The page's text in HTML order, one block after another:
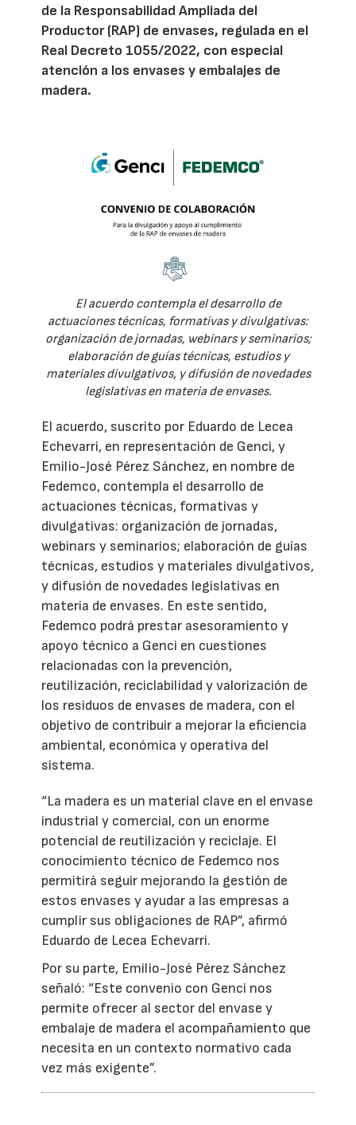
de la Responsabilidad Ampliada del
Productor (RAP) de envases, regulada en el
Real Decreto 1055/2022, con especial
atención a los envases y embalajes de
madera.
El acuerdo contempla el desarrollo de
actuaciones técnicas, formativas y divulgativas:
organización de jornadas, webinars y seminarios;
elaboración de guías técnicas, estudios y
materiales divulgativos, y difusión de novedades
legislativas en materia de envases.
El acuerdo, suscrito por Eduardo de Lecea
Echevarri, en representación de Genci, y
Emilio-José Pérez Sánchez, en nombre de
Fedemco, contempla el desarrollo de
actuaciones técnicas, formativas y
divulgativas: organización de jornadas,
webinars y seminarios; elaboración de guías
técnicas, estudios y materiales divulgativos,
y difusión de novedades legislativas en
materia de envases. En este sentido,
Fedemco podrá prestar asesoramiento y
apoyo técnico a Genci en cuestiones
relacionadas con la prevención,
reutilización, reciclabilidad y valorización de
los residuos de envases de madera, con el
objetivo de contribuir a mejorar la eficiencia
ambiental, económica y operativa del
sistema.
“La madera es un material clave en el envase
industrial y comercial, con un enorme
potencial de reutilización y reciclaje. El
conocimiento técnico de Fedemco nos
permitirá seguir mejorando la gestión de
estos envases y ayudar a las empresas a
cumplir sus obligaciones de RAP”, afirmó
Eduardo de Lecea Echevarri.
Por su parte, Emilio-José Pérez Sánchez
señaló: “Este convenio con Genci nos
permite ofrecer al sector del envase y
embalaje de madera el acompañamiento que
necesita en un contexto normativo cada
vez más exigente”.